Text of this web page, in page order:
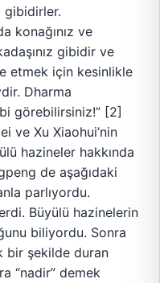
gibidirler.
konağınız ve
gibidir ve
etmek için kesinlikle
Dharma
görebilirsiniz!” [2]
ve Xu Xiaohui’nin
hazineler hakkında
de aşağıdaki
parlıyordu.
Büyülü hazinelerin
biliyordu. Sonra
bir şekilde duran
“nadir” demek